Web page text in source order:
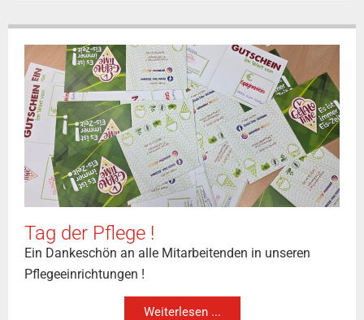
Tag der Pflege !
Ein Dankeschön an alle Mitarbeitenden in unseren
Pflegeeinrichtungen !
Weiterlesen ...